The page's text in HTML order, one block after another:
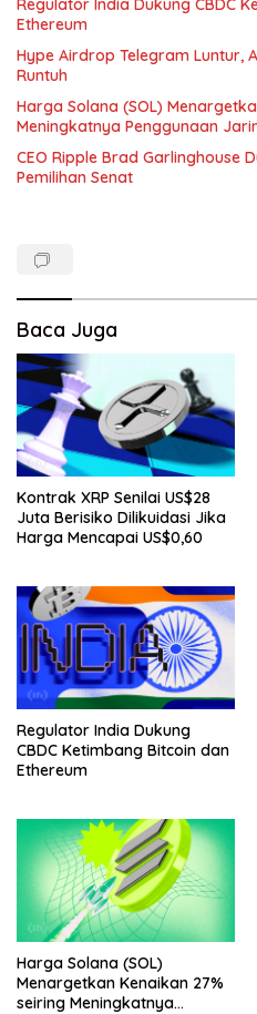
Regulator India Dukung CBDC
Ethereum
Hype Airdrop Telegram Luntur,
Runtuh
Harga Solana (SOL)
Meningkatnya Penggunaan
CEO Ripple Brad Garlinghouse
Pemilihan Senat
Baca Juga
Kontrak XRP Senilai US$28
Juta Berisiko Dilikuidasi Jika
Harga Mencapai US$0,60
Regulator India Dukung
CBDC Ketimbang Bitcoin dan
Ethereum
Harga Solana (SOL)
Menargetkan Kenaikan 27%
seiring Meningkatnya